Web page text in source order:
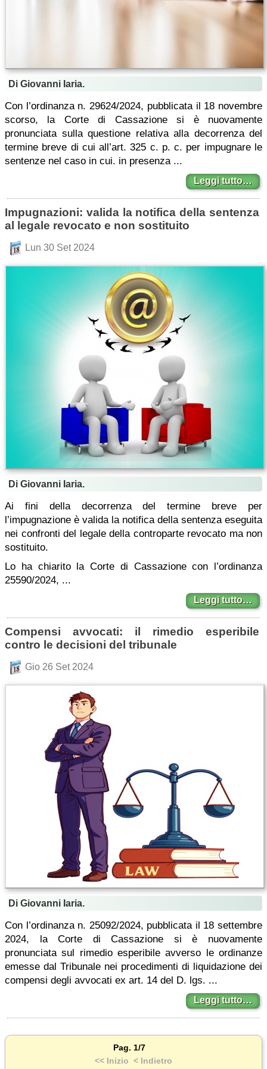
Di Giovanni Iaria.
Con l’ordinanza n. 29624/2024, pubblicata il 18 novembre
scorso, la Corte di Cassazione si è nuovamente
pronunciata sulla questione relativa alla decorrenza del
termine breve di cui all’art. 325 c. p. c. per impugnare le
sentenze nel caso in cui. in presenza ...
Leggi tutto…
Impugnazioni: valida la notifica della sentenza
al legale revocato e non sostituito
Lun 30 Set 2024
Di Giovanni Iaria.
Ai fini della decorrenza del termine breve per
l’impugnazione è valida la notifica della sentenza eseguita
nei confronti del legale della controparte revocato ma non
sostituito.
Lo ha chiarito la Corte di Cassazione con l’ordinanza
25590/2024, ...
Leggi tutto…
Compensi avvocati: il rimedio esperibile
contro le decisioni del tribunale
Gio 26 Set 2024
Di Giovanni Iaria.
Con l’ordinanza n. 25092/2024, pubblicata il 18 settembre
2024, la Corte di Cassazione si è nuovamente
pronunciata sul rimedio esperibile avverso le ordinanze
emesse dal Tribunale nei procedimenti di liquidazione dei
compensi degli avvocati ex art. 14 del D. lgs. ...
Leggi tutto…
Pag. 1/7
<< Inizio < Indietro